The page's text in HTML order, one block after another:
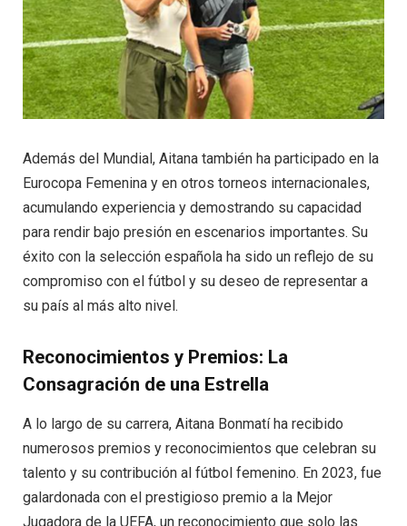
Además del Mundial, Aitana también ha participado en la
Eurocopa Femenina y en otros torneos internacionales,
acumulando experiencia y demostrando su capacidad
para rendir bajo presión en escenarios importantes. Su
éxito con la selección española ha sido un reflejo de su
compromiso con el fútbol y su deseo de representar a
su país al más alto nivel.
Reconocimientos y Premios: La
Consagración de una Estrella
A lo largo de su carrera, Aitana Bonmatí ha recibido
numerosos premios y reconocimientos que celebran su
talento y su contribución al fútbol femenino. En 2023, fue
galardonada con el prestigioso premio a la Mejor
Jugadora de la UEFA, un reconocimiento que solo las